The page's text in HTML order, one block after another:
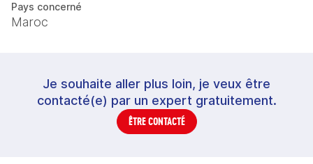
Pays concerné
Maroc
Je souhaite aller plus loin, je veux être
contacté(e) par un expert gratuitement.
ÊTRE CONTACTÉ